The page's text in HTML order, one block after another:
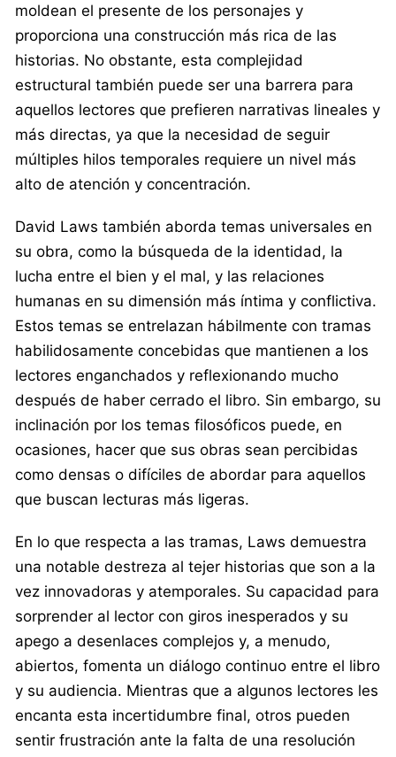
moldean el presente de los personajes y
proporciona una construcción más rica de las
historias. No obstante, esta complejidad
estructural también puede ser una barrera para
aquellos lectores que prefieren narrativas lineales y
más directas, ya que la necesidad de seguir
múltiples hilos temporales requiere un nivel más
alto de atención y concentración.
David Laws también aborda temas universales en
su obra, como la búsqueda de la identidad, la
lucha entre el bien y el mal, y las relaciones
humanas en su dimensión más íntima y conflictiva.
Estos temas se entrelazan hábilmente con tramas
habilidosamente concebidas que mantienen a los
lectores enganchados y reflexionando mucho
después de haber cerrado el libro. Sin embargo, su
inclinación por los temas filosóficos puede, en
ocasiones, hacer que sus obras sean percibidas
como densas o difíciles de abordar para aquellos
que buscan lecturas más ligeras.
En lo que respecta a las tramas, Laws demuestra
una notable destreza al tejer historias que son a la
vez innovadoras y atemporales. Su capacidad para
sorprender al lector con giros inesperados y su
apego a desenlaces complejos y, a menudo,
abiertos, fomenta un diálogo continuo entre el libro
y su audiencia. Mientras que a algunos lectores les
encanta esta incertidumbre final, otros pueden
sentir frustración ante la falta de una resolución